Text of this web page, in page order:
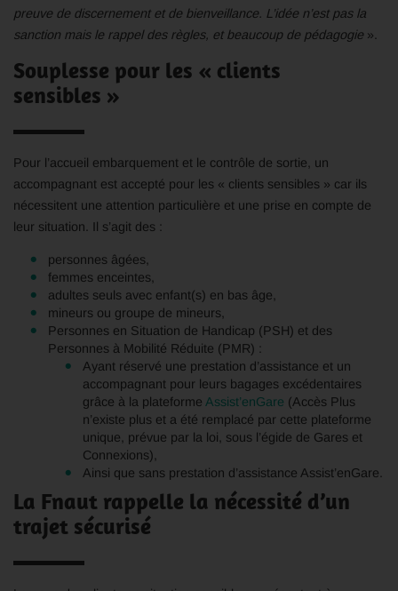
preuve de discernement et de bienveillance. L’idée n’est pas la
sanction mais le rappel des règles, et beaucoup de pédagogie ».
Souplesse pour les « clients
sensibles »
Pour l’accueil embarquement et le contrôle de sortie, un
accompagnant est accepté pour les « clients sensibles » car ils
nécessitent une attention particulière et une prise en compte de
leur situation. Il s’agit des :
personnes âgées,
femmes enceintes,
adultes seuls avec enfant(s) en bas âge,
mineurs ou groupe de mineurs,
Personnes en Situation de Handicap (PSH) et des
Personnes à Mobilité Réduite (PMR) :
Ayant réservé une prestation d’assistance et un
accompagnant pour leurs bagages excédentaires
grâce à la plateforme Assist’enGare (Accès Plus
n’existe plus et a été remplacé par cette plateforme
unique, prévue par la loi, sous l’égide de Gares et
Connexions),
Ainsi que sans prestation d’assistance Assist’enGare.
La Fnaut rappelle la nécessité d’un
trajet sécurisé